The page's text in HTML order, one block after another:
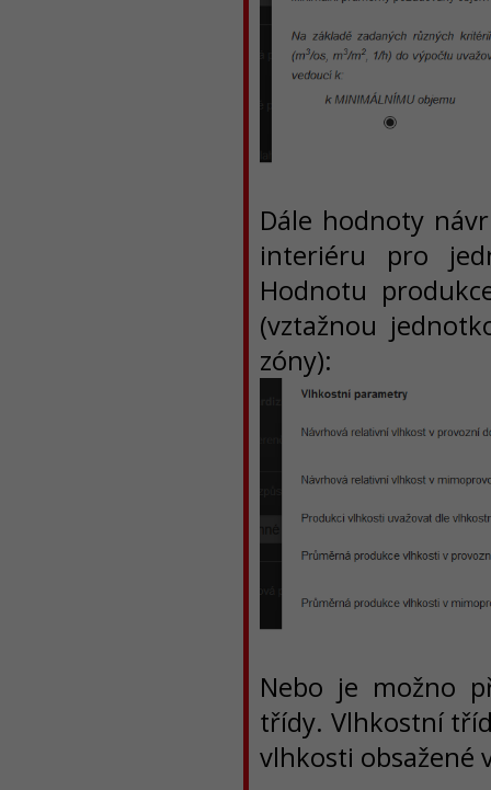
Dále hodnoty
interiéru pro
Hodnotu
(vztažnou
zóny):
Nebo je možno
třídy. Vlhkostní
vlhkosti obsažené